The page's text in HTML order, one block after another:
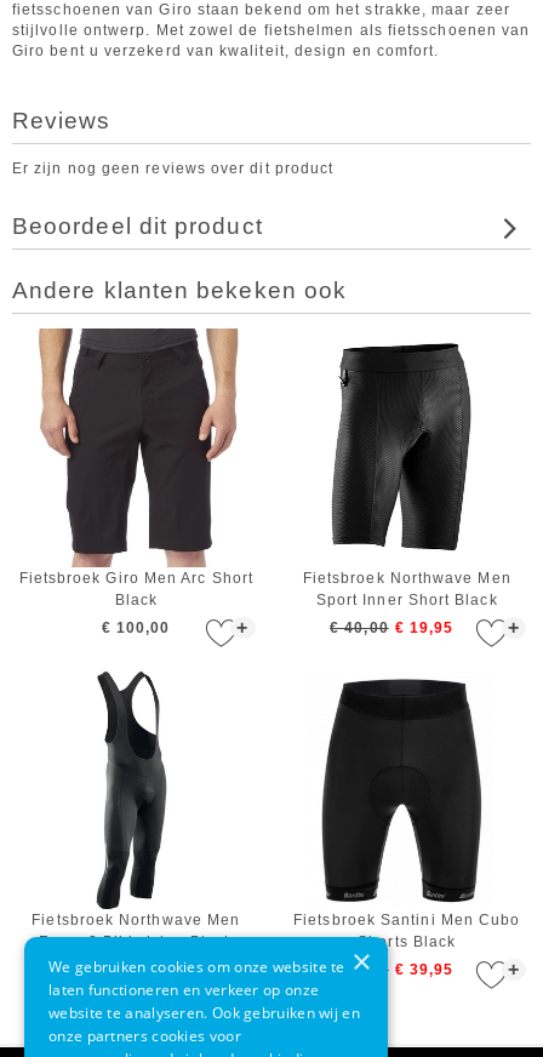
fietsschoenen van Giro staan bekend om het strakke, maar zeer
stijlvolle ontwerp. Met zowel de fietshelmen als fietsschoenen van
Giro bent u verzekerd van kwaliteit, design en comfort.
Reviews
Er zijn nog geen reviews over dit product
Beoordeel dit product
Andere klanten bekeken ook
+
Fietsbroek Giro Men Arc Short
Black
€ 100,00
+
Fietsbroek Northwave Men
Sport Inner Short Black
€ 40,00 € 19,95
+
Fietsbroek Northwave Men
Force 2 Bibknicker Black
€ 70,00
+
Fietsbroek Santini Men Cubo
Shorts Black
€ 79,00 € 39,95
×
We gebruiken cookies om onze website te
laten functioneren en verkeer op onze
website te analyseren. Ook gebruiken wij en
onze partners cookies voor